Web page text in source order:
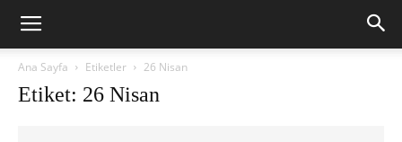
Ana Sayfa Etiketler 26 Nisan
Etiket: 26 Nisan